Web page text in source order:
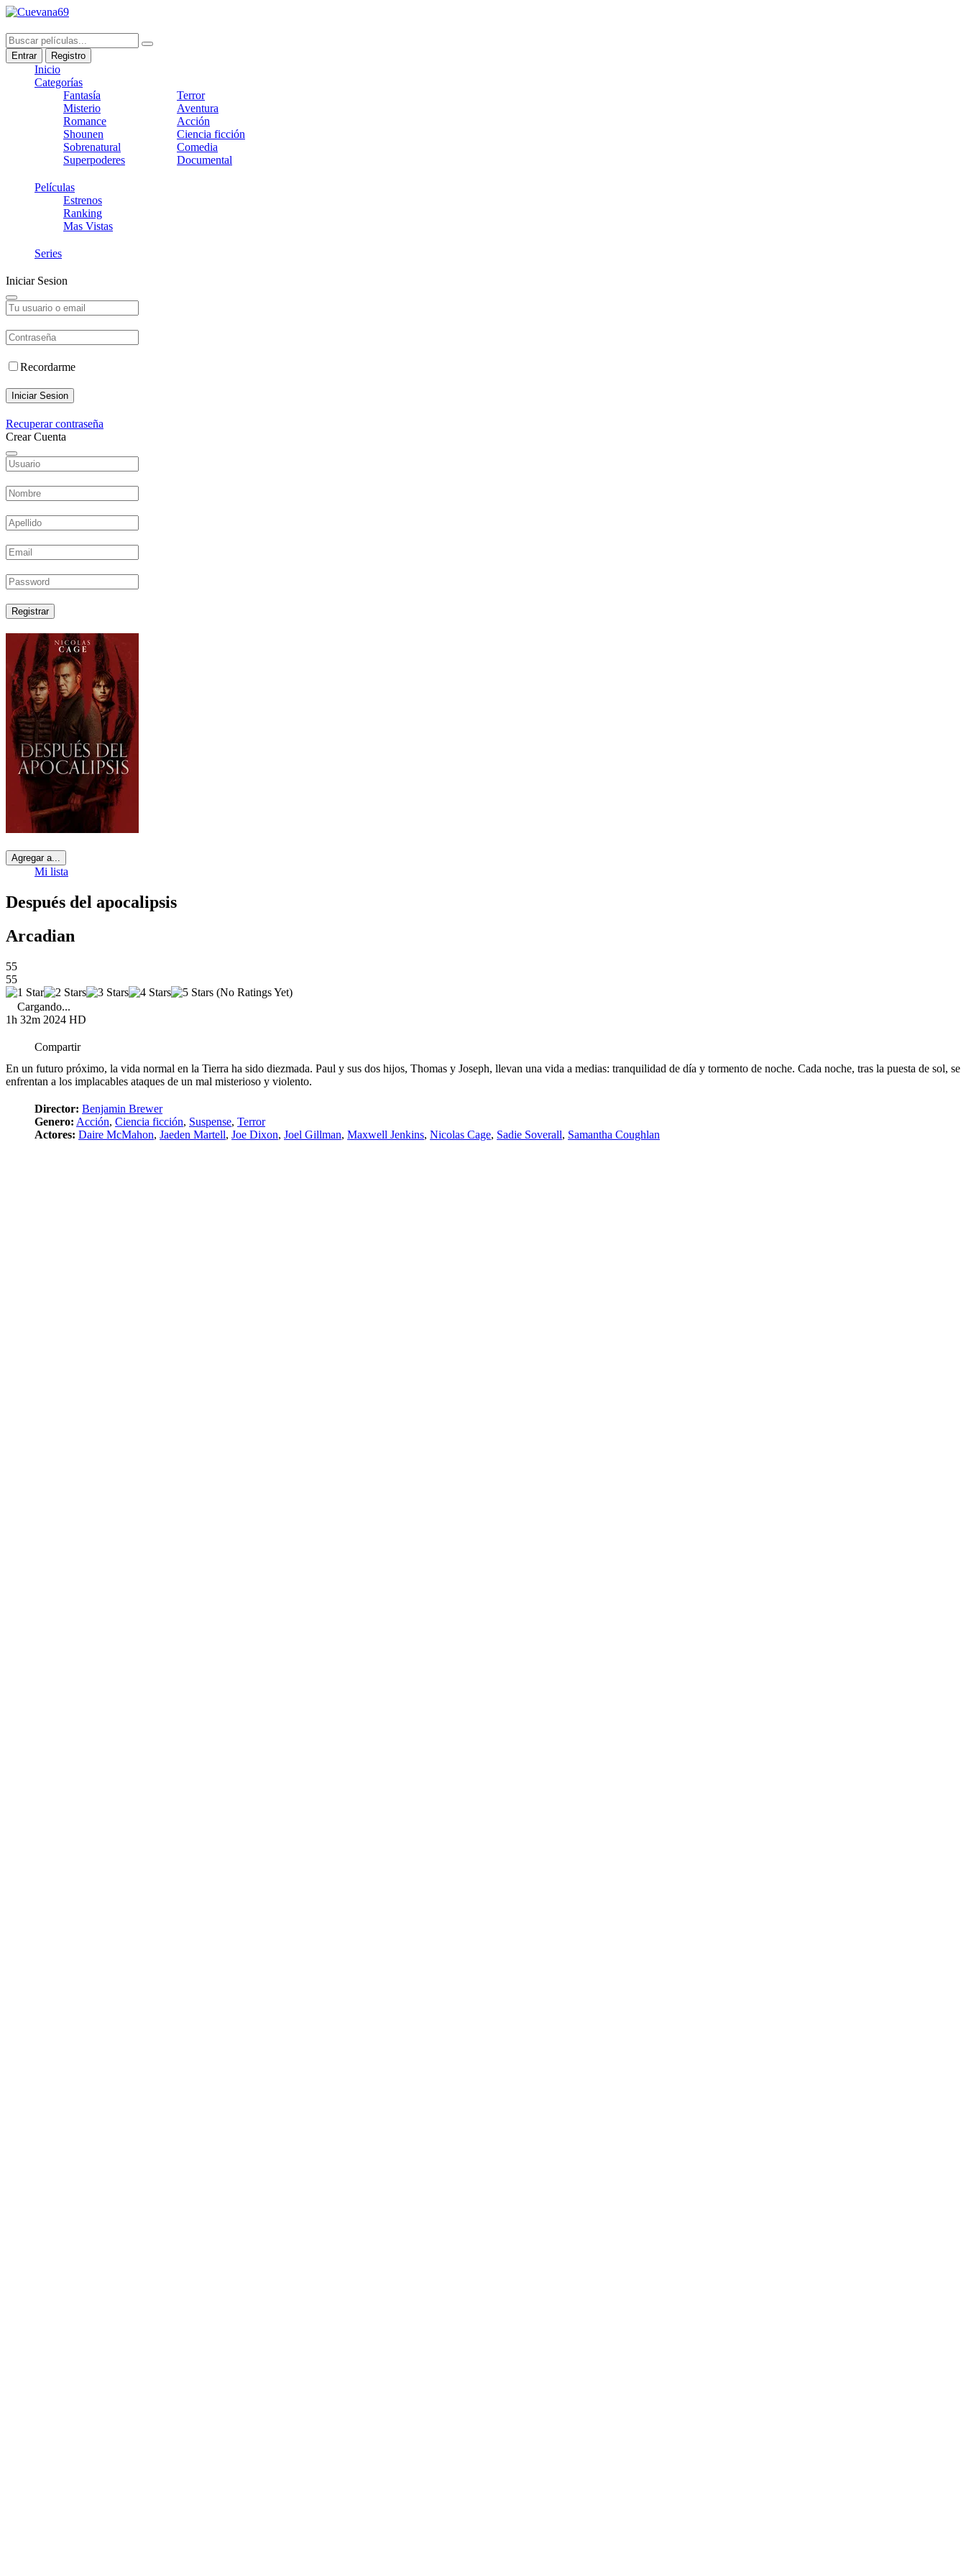
Entrar Registro
Inicio
Categorías
Fantasía
Misterio
Romance
Shounen
Sobrenatural
Superpoderes
Terror
Aventura
Acción
Ciencia ficción
Comedia
Documental
Películas
Estrenos
Ranking
Mas Vistas
Series
Iniciar Sesion
Recordarme
Iniciar Sesion
Recuperar contraseña
Crear Cuenta
Registrar
Agregar a...
Mi lista
Después del apocalipsis
Arcadian
55
55
(No Ratings Yet)
Cargando...
1h 32m 2024 HD
Compartir
En un futuro próximo, la vida normal en la Tierra ha sido diezmada. Paul y sus dos hijos, Thomas y Joseph, llevan una vida a medias: tranquilidad de día y tormento de noche. Cada noche, tras la puesta de sol, se
enfrentan a los implacables ataques de un mal misterioso y violento.
Director: Benjamin Brewer
Genero: Acción, Ciencia ficción, Suspense, Terror
Actores: Daire McMahon, Jaeden Martell, Joe Dixon, Joel Gillman, Maxwell Jenkins, Nicolas Cage, Sadie Soverall, Samantha Coughlan